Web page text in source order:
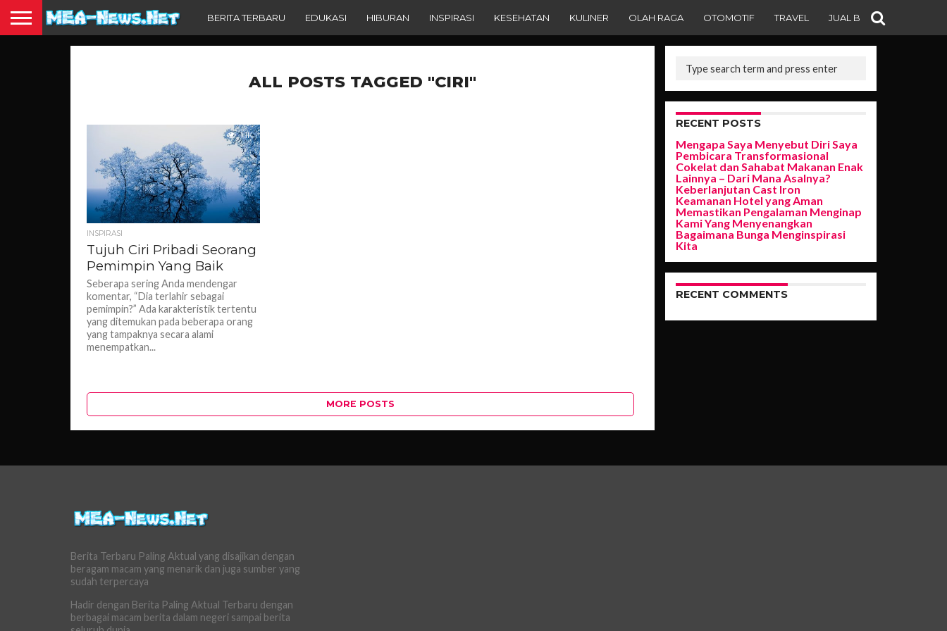
BERITA TERBARU EDUKASI HIBURAN INSPIRASI KESEHATAN KULINER OLAH RAGA OTOMOTIF TRAVEL JUAL BELI
ALL POSTS TAGGED "CIRI"
1.1K
INSPIRASI
Tujuh Ciri Pribadi Seorang
Pemimpin Yang Baik
Seberapa sering Anda mendengar
komentar, “Dia terlahir sebagai
pemimpin?” Ada karakteristik tertentu
yang ditemukan pada beberapa orang
yang tampaknya secara alami
menempatkan...
MORE POSTS
RECENT POSTS
Mengapa Saya Menyebut Diri Saya
Pembicara Transformasional
Cokelat dan Sahabat Makanan Enak
Lainnya – Dari Mana Asalnya?
Keberlanjutan Cast Iron
Keamanan Hotel yang Aman
Memastikan Pengalaman Menginap
Kami Yang Menyenangkan
Bagaimana Bunga Menginspirasi
Kita
RECENT COMMENTS
Berita Terbaru Paling Aktual yang disajikan dengan
beragam macam yang menarik dan juga sumber yang
sudah terpercaya
Hadir dengan Berita Paling Aktual Terbaru dengan
berbagai macam berita dalam negeri sampai berita